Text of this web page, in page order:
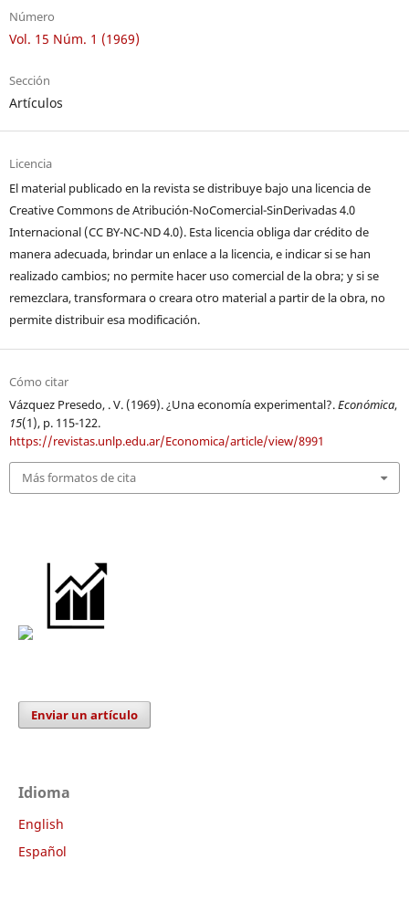
Número
Vol. 15 Núm. 1 (1969)
Sección
Artículos
Licencia
El material publicado en la revista se distribuye bajo una licencia de
Creative Commons de Atribución-NoComercial-SinDerivadas 4.0
Internacional (CC BY-NC-ND 4.0). Esta licencia obliga dar crédito de
manera adecuada, brindar un enlace a la licencia, e indicar si se han
realizado cambios; no permite hacer uso comercial de la obra; y si se
remezclara, transformara o creara otro material a partir de la obra, no
permite distribuir esa modificación.
Cómo citar
Vázquez Presedo, . V. (1969). ¿Una economía experimental?.Económica,
15(1), p. 115-122.
https://revistas.unlp.edu.ar/Economica/article/view/8991
Más formatos de cita
Enviar un artículo
Idioma
English
Español